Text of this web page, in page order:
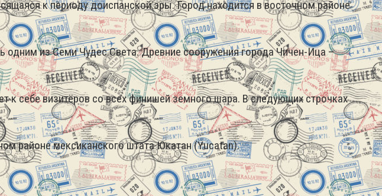
к периоду доиспанской эры. Город находится в восточном районе
одним из Семи Чудес Света. Древние сооружения города Чичен-Ица –
к себе визитёров со всех финишей земного шара. В следующих строчках
районе мексиканского штата Юкатан (Yucatan).